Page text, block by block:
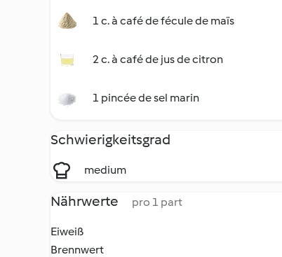
1 c. à café de fécule de maïs
2 c. à café de jus de citron
1 pincée de sel marin
Schwierigkeitsgrad
medium
Nährwerte pro 1 part
Eiweiß
Brennwert